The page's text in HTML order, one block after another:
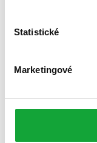
Statistické
Marketingové